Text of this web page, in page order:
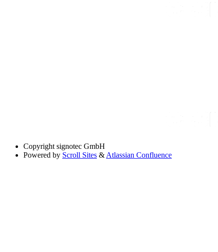
Copyright signotec GmbH
Powered by Scroll Sites & Atlassian Confluence